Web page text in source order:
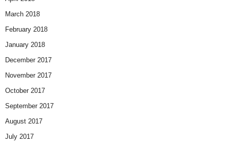
March 2018
February 2018
January 2018
December 2017
November 2017
October 2017
September 2017
August 2017
July 2017